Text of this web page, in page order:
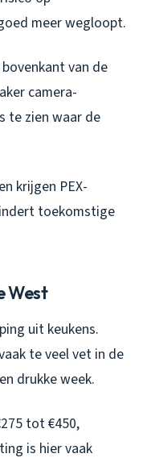
meer wegloopt.
van de
camera-
te zien waar de
krijgen PEX-
toekomstige
West
uit keukens.
te veel vet in de
drukke week.
tot €450,
is hier vaak